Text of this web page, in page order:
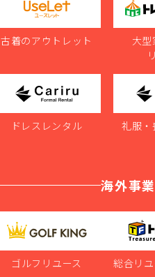
古着のアウトレット
大
ドレスレンタル 礼服・
ゴルフリユース
海外事業
総合リ